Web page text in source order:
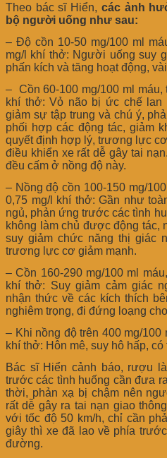
Theo bác sĩ Hiển, các ảnh
bộ người uống như sau:
– Độ cồn 10-50 mg/100 ml
mg/l khí thở: Người uống suy
phấn kích và tăng hoạt động,
– Cồn 60-100 mg/100 ml
khí thở: Vỏ não bị ức chế lan
giảm sự tập trung và chú ý,
phối hợp các động tác, giảm
quyết định hợp lý, trương lực
điều khiển xe rất dễ gây tai
đều cấm ở nồng độ này.
– Nồng độ cồn 100-150 mg/
0,75 mg/l khí thở: Gần như
ngủ, phản ứng trước các tình
không làm chủ được động tác,
suy giảm chức năng thị giác
trương lực cơ giảm mạnh.
– Cồn 160-290 mg/100 ml
khí thở: Suy giảm cảm giác
nhận thức về các kích thích
nghiêm trọng, đi đứng loạng
– Khi nồng độ trên 400 mg/
khí thở: Hôn mê, suy hô hấp,
Bác sĩ Hiển cảnh báo, rượu
trước các tình huống cần đưa
thời, phản xạ bị chậm nên
rất dễ gây ra tai nạn giao
với tốc độ 50 km/h, chỉ cần
giây thì xe đã lao về phía
đường.